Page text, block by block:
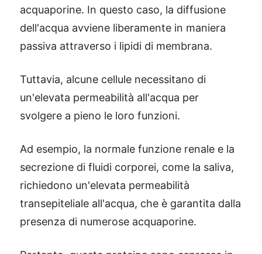
acquaporine. In questo caso, la diffusione
dell'acqua avviene liberamente in maniera
passiva attraverso i lipidi di membrana.
Tuttavia, alcune cellule necessitano di
un'elevata permeabilità all'acqua per
svolgere a pieno le loro funzioni.
Ad esempio, la normale funzione renale e la
secrezione di fluidi corporei, come la saliva,
richiedono un'elevata permeabilità
transepiteliale all'acqua, che è garantita dalla
presenza di numerose acquaporine.